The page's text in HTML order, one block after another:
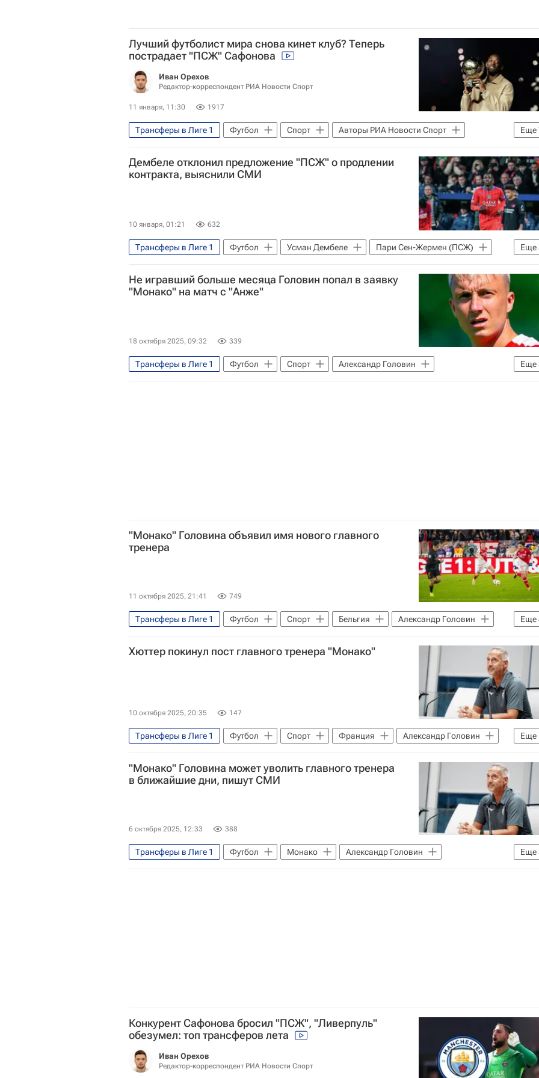
Лучший футболист мира снова кинет клуб? Теперь
пострадает "ПСЖ" Сафонова
Иван Орехов
Редактор-корреспондент РИА Новости Спорт
11 января, 11:30 1917
Еще
Трансферы в Лиге 1 Футбол Спорт
Авторы РИА Новости Спорт
Материалы РИА Спорт
Спорт — видео
Пари Сен-Жермен (ПСЖ)
Усман Дембеле
Трансферы
Чемпионат Франции по футболу (Лига 1)
Дембеле отклонил предложение "ПСЖ" о продлении
контракта, выяснили СМИ
10 января, 01:21 632
Еще
Трансферы в Лиге 1 Футбол Усман Дембеле
Пари Сен-Жермен (ПСЖ)
Спорт
Чемпионат Франции по футболу (Лига 1) Трансферы
Не игравший больше месяца Головин попал в заявку
"Монако" на матч с "Анже"
18 октября 2025, 09:32 339
Еще
Трансферы в Лиге 1 Футбол Спорт
Александр Головин
Чемпионат Франции по футболу (Лига 1)
Монако Анже
"Монако" Головина объявил имя нового главного
тренера
11 октября 2025, 21:41 749
Еще
Трансферы в Лиге 1 Футбол Спорт Бельгия
Александр Головин
Монако
Пари Сен-Жермен (ПСЖ)
Лига чемпионов УЕФА 2026-2027
Чемпионат Франции по футболу (Лига 1)
Хюттер покинул пост главного тренера "Монако"
10 октября 2025, 20:35 147
Еще
Трансферы в Лиге 1 Футбол Спорт Франция
Александр Головин
Боруссия (Дортмунд)
Монако
Айнтрахт (Франкфурт)
Чемпионат Франции по футболу (Лига 1)
Лига чемпионов УЕФА 2026-2027
"Монако" Головина может уволить главного тренера
в ближайшие дни, пишут СМИ
6 октября 2025, 12:33 388
Еще
Трансферы в Лиге 1 Футбол Монако
Александр Головин
Лига чемпионов УЕФА 2026-2027
Чемпионат Франции по футболу (Лига 1)
Конкурент Сафонова бросил "ПСЖ", "Ливерпуль"
обезумел: топ трансферов лета
Иван Орехов
Редактор-корреспондент РИА Новости Спорт